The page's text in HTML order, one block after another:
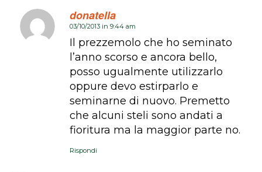
donatella
dice:
03/10/2013 in 9:44 am
Il prezzemolo che ho seminato
l’anno scorso e ancora bello,
posso ugualmente utilizzarlo
oppure devo estirparlo e
seminarne di nuovo. Premetto
che alcuni steli sono andati a
fioritura ma la maggior parte no.
Rispondi